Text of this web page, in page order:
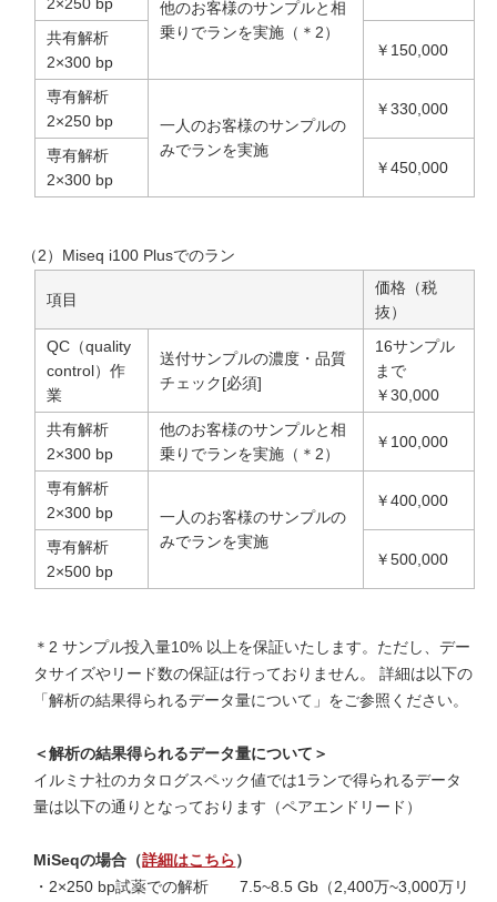
他のお客様のサンプルと相
乗りでランを実施（＊2）
共有解析
2×300 bp
￥150,000
専有解析
2×250 bp
一人のお客様のサンプルの
みでランを実施
￥330,000
専有解析
2×300 bp
￥450,000
（2）Miseq i100 Plusでのラン
項目
価格（税
抜）
QC（quality
control）作
業
送付サンプルの濃度・品質
チェック[必須]
16サンプル
まで
￥30,000
共有解析
2×300 bp
他のお客様のサンプルと相
乗りでランを実施（＊2）
￥100,000
専有解析
2×300 bp
一人のお客様のサンプルの
みでランを実施
￥400,000
専有解析
2×500 bp
￥500,000
＊2 サンプル投入量10% 以上を保証いたします。ただし、デー
タサイズやリード数の保証は行っておりません。 詳細は以下の
「解析の結果得られるデータ量について」をご参照ください。
＜解析の結果得られるデータ量について＞
イルミナ社のカタログスペック値では1ランで得られるデータ
量は以下の通りとなっております（ペアエンドリード）
MiSeqの場合（詳細はこちら）
・2×250 bp試薬での解析 7.5~8.5 Gb（2,400万~3,000万リ